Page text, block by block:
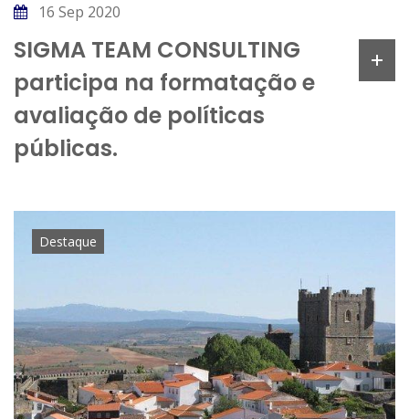
16 Sep 2020
SIGMA TEAM CONSULTING
participa na formatação e
avaliação de políticas
públicas.
Destaque